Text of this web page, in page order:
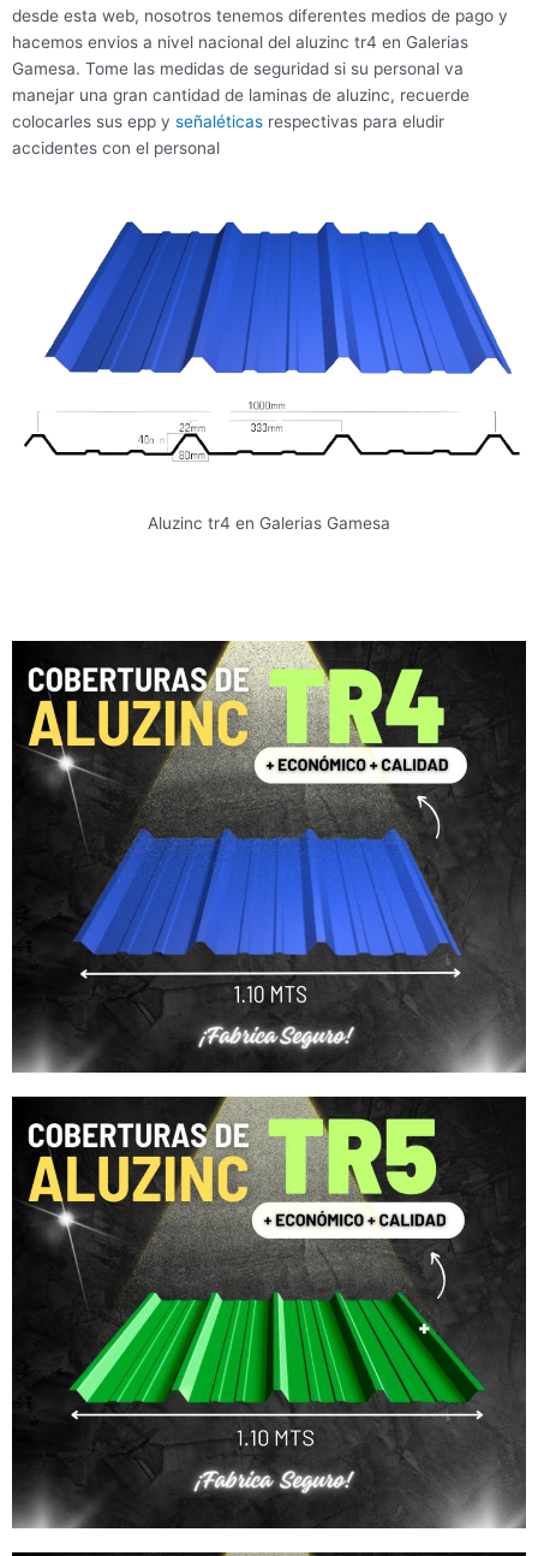
desde esta web, nosotros tenemos diferentes medios de pago y
hacemos envios a nivel nacional del aluzinc tr4 en Galerias
Gamesa. Tome las medidas de seguridad si su personal va
manejar una gran cantidad de laminas de aluzinc, recuerde
colocarles sus epp y señaléticas respectivas para eludir
accidentes con el personal
Aluzinc tr4 en Galerias Gamesa